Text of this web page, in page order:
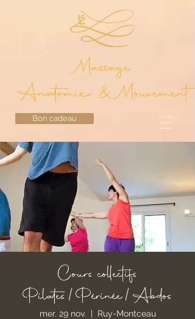
Massage
Anatomie & Mouvement
Bon cadeau
Cours collectifs
Pilates/Périnée/Abdos
mer. 29 nov.
  |
Ruy-Montceau